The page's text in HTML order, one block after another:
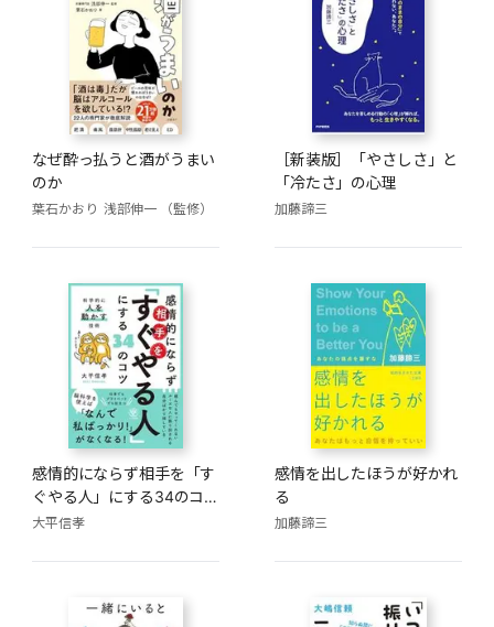
なぜ酔っ払うと酒がうまい
のか
葉石かおり 浅部伸一 （監修）
［新装版］「やさしさ」と
「冷たさ」の心理
加藤諦三
感情的にならず相手を「す
ぐやる人」にする34のコ
ツ
大平信孝
感情を出したほうが好かれ
る
加藤諦三